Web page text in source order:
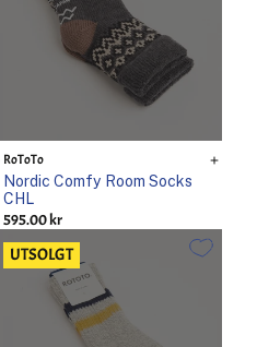
RoToTo
Nordic Comfy Room Socks
CHL
595.00 kr
UTSOLGT